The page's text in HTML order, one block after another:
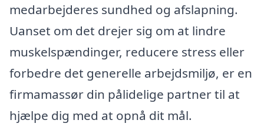
medarbejderes sundhed og afslapning.
Uanset om det drejer sig om at lindre
muskelspændinger, reducere stress eller
forbedre det generelle arbejdsmiljø, er en
firmamassør din pålidelige partner til at
hjælpe dig med at opnå dit mål.